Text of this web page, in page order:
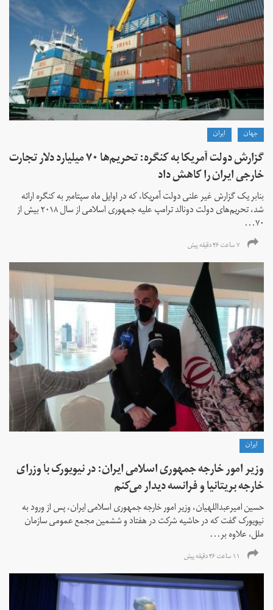
جهان ايران
گزارش دولت آمریکا به کنگره: تحریم‌ها ۷۰ میلیارد دلار تجارت
خارجی ایران را کاهش داد
بنابر یک گزارش غیر علنی دولت آمریکا، که در اوایل ماه سپتامبر به کنگره ارائه
شد، تحریم‌های دولت دونالد ترامپ علیه جمهوری اسلامی از سال ۲۰۱۸ بیش از
۷۰...
۷ ساعت ۴۶ دقیقه پیش
ايران
وزیر امور خارجه جمهوری اسلامی ایران: در نیویورک با وزرای
خارجه بریتانیا و فرانسه دیدار می‌کنم
حسین امیرعبداللهیان، وزیر امور خارجه جمهوری اسلامی ایران، پس از ورود به
نیویورک گفت که در حاشیه شرکت در هفتاد و ششمین مجمع عمومی سازمان
ملل، علاوه بر...
۱۱ ساعت ۴۶ دقیقه پیش